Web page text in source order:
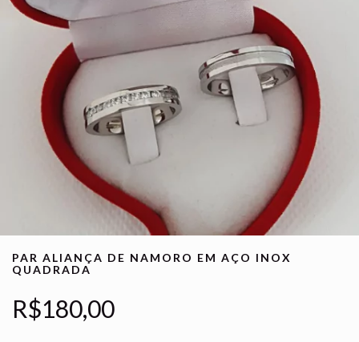
PAR ALIANÇA DE NAMORO EM AÇO INOX
QUADRADA
R$180,00